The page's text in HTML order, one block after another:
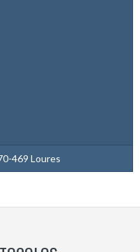
469 Loures